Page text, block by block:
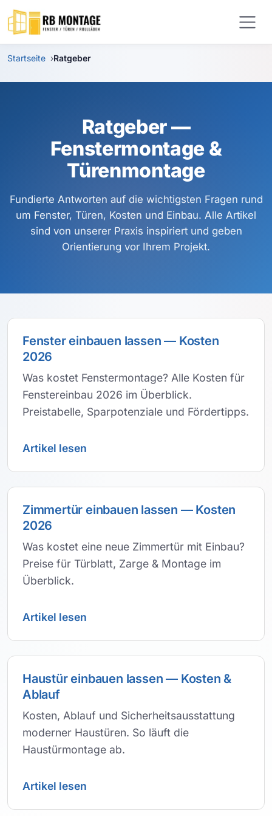
Zum Hauptinhalt springen
Startseite Ratgeber
Ratgeber —
Fenstermontage &
Türenmontage
Fundierte Antworten auf die wichtigsten Fragen rund
um Fenster, Türen, Kosten und Einbau. Alle Artikel
sind von unserer Praxis inspiriert und geben
Orientierung vor Ihrem Projekt.
Fenster einbauen lassen — Kosten
2026
Was kostet Fenstermontage? Alle Kosten für
Fenstereinbau 2026 im Überblick.
Preistabelle, Sparpotenziale und Fördertipps.
Artikel lesen
Zimmertür einbauen lassen — Kosten
2026
Was kostet eine neue Zimmertür mit Einbau?
Preise für Türblatt, Zarge & Montage im
Überblick.
Artikel lesen
Haustür einbauen lassen — Kosten &
Ablauf
Kosten, Ablauf und Sicherheitsausstattung
moderner Haustüren. So läuft die
Haustürmontage ab.
Artikel lesen